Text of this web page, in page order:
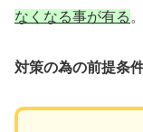
なくなる事が有る 。
対策の為の前提条